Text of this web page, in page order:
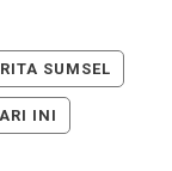
SUMSEL
INI